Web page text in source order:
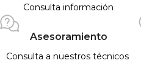
Consulta información
Asesoramiento
Consulta a nuestros técnicos